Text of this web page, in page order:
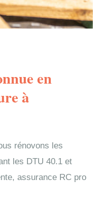
en
à
rénovons les
les DTU 40.1 et
assurance RC pro